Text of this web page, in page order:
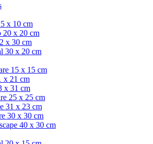
x 10 cm
20 x 20 cm
x 30 cm
30 x 20 cm
15 x 15 cm
x 21 cm
x 31 cm
25 x 25 cm
31 x 23 cm
30 x 30 cm
40 x 30 cm